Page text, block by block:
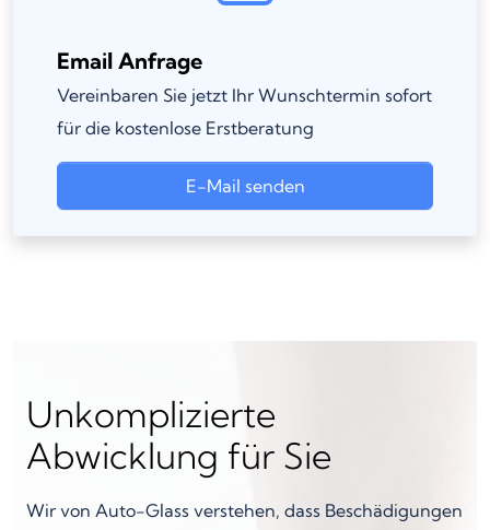
Email Anfrage
Vereinbaren Sie jetzt Ihr Wunschtermin sofort
für die kostenlose Erstberatung
E-Mail senden
Unkomplizierte
Abwicklung für Sie
Wir von Auto-Glass verstehen, dass Beschädigungen